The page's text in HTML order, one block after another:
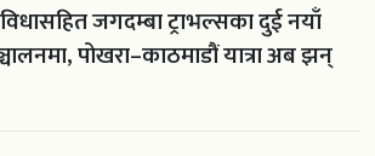
जगदम्बा ट्राभल्सका दुई नयाँ
पोखरा–काठमाडौं यात्रा अब झन्